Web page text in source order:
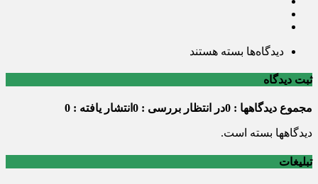
دیدگاه‌ها برای
and
Toggles
بسته هستند
ثبت دیدگاه
مجموع دیدگاهها : 0 در انتظار بررسی : 0 انتشار یافته : 0
دیدگاهها بسته است.
تبلیغات